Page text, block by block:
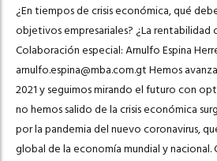
¿En tiempos de crisis económica, qué
objetivos empresariales? ¿La rentabilidad
Colaboración especial: Arnulfo Espina
arnulfo.espina@mba.com.gtHemos
2021 y seguimos mirando el futuro con
no hemos salido de la crisis económica
por la pandemia del nuevo coronavirus,
global de la economía mundial y nacional.